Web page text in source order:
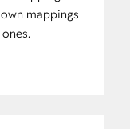
mappings